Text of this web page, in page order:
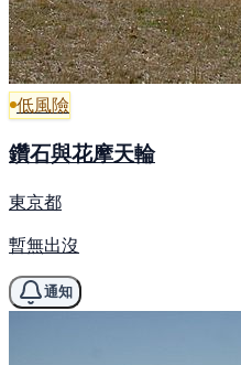
低風險
鑽石與花摩天輪
東京都
暫無出沒
通知